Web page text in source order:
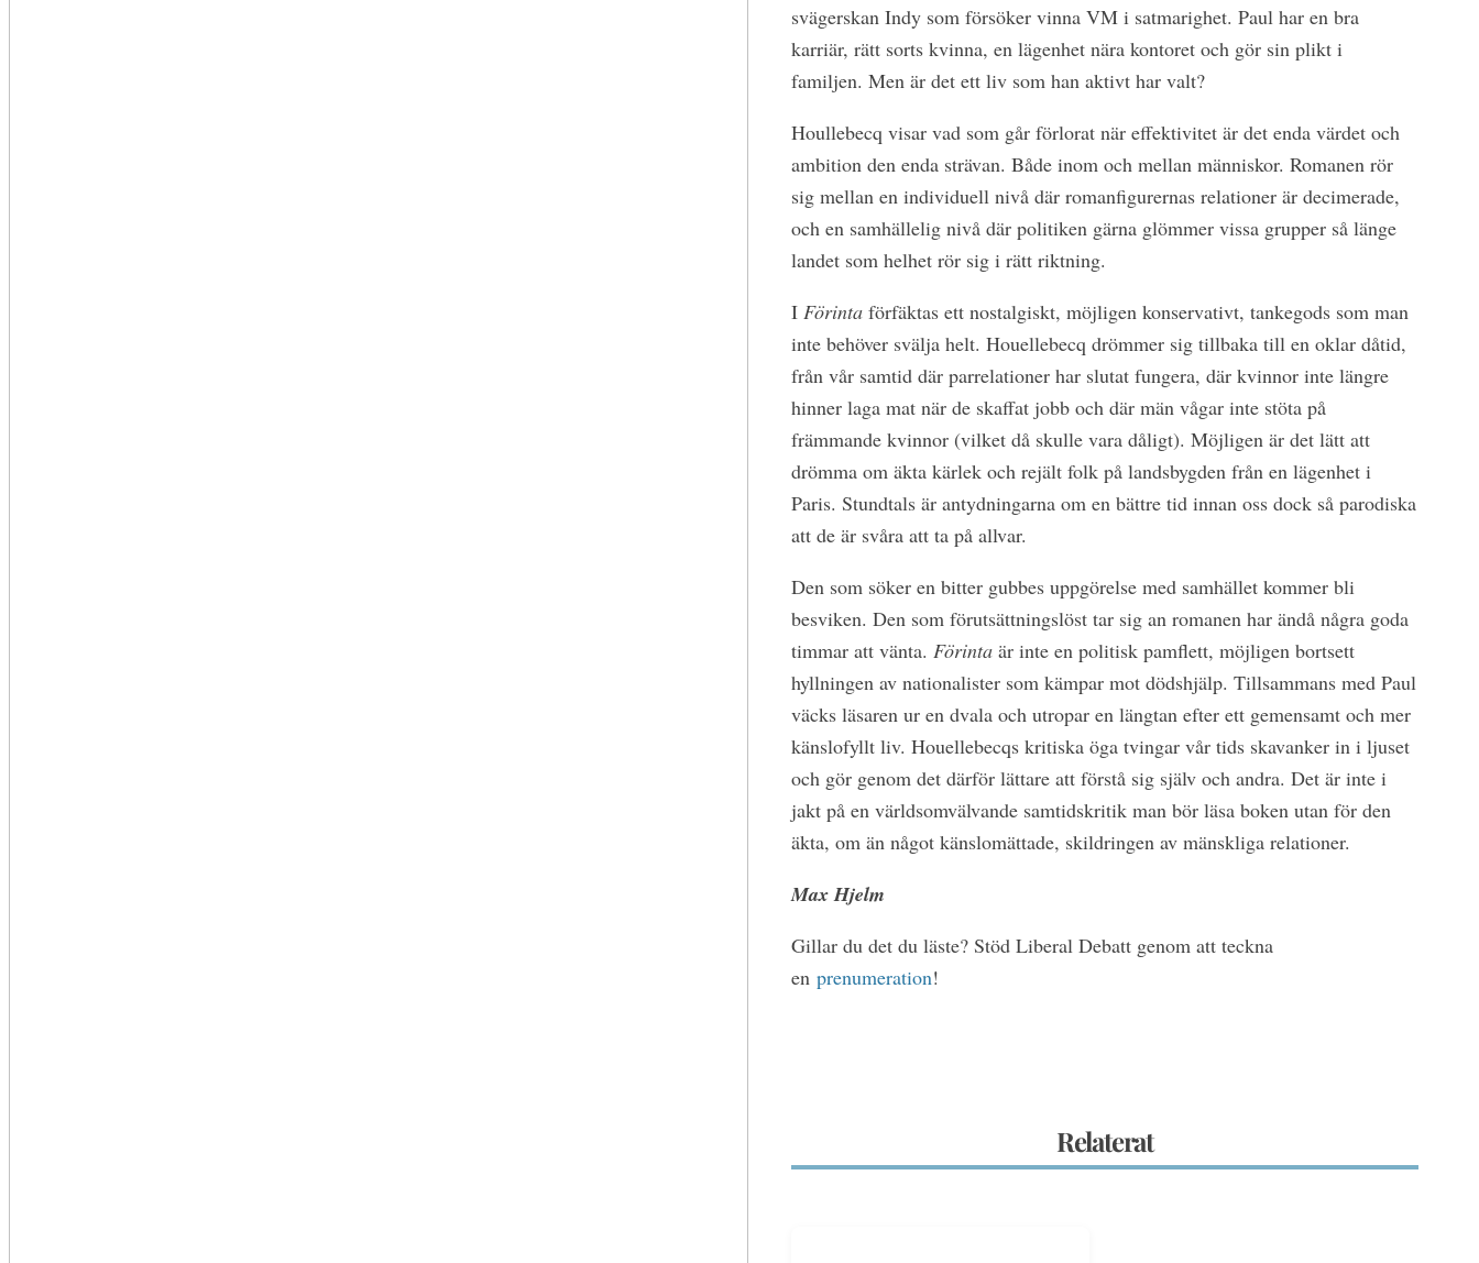
svägerskan Indy som försöker vinna VM i satmarighet. Paul har en bra
karriär, rätt sorts kvinna, en lägenhet nära kontoret och gör sin plikt i
familjen. Men är det ett liv som han aktivt har valt?
Houllebecq visar vad som går förlorat när effektivitet är det enda värdet och
ambition den enda strävan. Både inom och mellan människor. Romanen rör
sig mellan en individuell nivå där romanfigurernas relationer är decimerade,
och en samhällelig nivå där politiken gärna glömmer vissa grupper så länge
landet som helhet rör sig i rätt riktning.
I Förintaförfäktas ett nostalgiskt, möjligen konservativt, tankegods som man
inte behöver svälja helt. Houellebecq drömmer sig tillbaka till en oklar dåtid,
från vår samtid där parrelationer har slutat fungera, där kvinnor inte längre
hinner laga mat när de skaffat jobb och där män vågar inte stöta på
främmande kvinnor (vilket då skulle vara dåligt). Möjligen är det lätt att
drömma om äkta kärlek och rejält folk på landsbygden från en lägenhet i
Paris. Stundtals är antydningarna om en bättre tid innan oss dock så parodiska
att de är svåra att ta på allvar.
Den som söker en bitter gubbes uppgörelse med samhället kommer bli
besviken. Den som förutsättningslöst tar sig an romanen har ändå några goda
timmar att vänta. Förintaär inte en politisk pamflett, möjligen bortsett
hyllningen av nationalister som kämpar mot dödshjälp. Tillsammans med Paul
väcks läsaren ur en dvala och utropar en längtan efter ett gemensamt och mer
känslofyllt liv. Houellebecqs kritiska öga tvingar vår tids skavanker in i ljuset
och gör genom det därför lättare att förstå sig själv och andra. Det är inte i
jakt på en världsomvälvande samtidskritik man bör läsa boken utan för den
äkta, om än något känslomättade, skildringen av mänskliga relationer.
Max Hjelm
Gillar du det du läste? Stöd Liberal Debatt genom att teckna
en prenumeration!
Relaterat